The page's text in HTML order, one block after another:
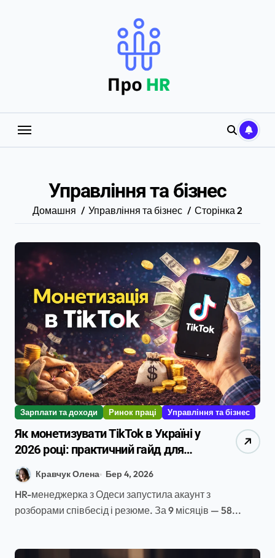
Управління та бізнес
Домашня Управління та бізнес Сторінка 2
Зарплати та доходи Ринок праці Управління та бізнес
Як монетизувати TikTok в Україні у
2026 році: практичний гайд для
HR-фахівців і шукачів роботи
Кравчук Олена Бер 4, 2026
HR-менеджерка з Одеси запустила акаунт з
розборами співбесід і резюме. За 9 місяців — 58...